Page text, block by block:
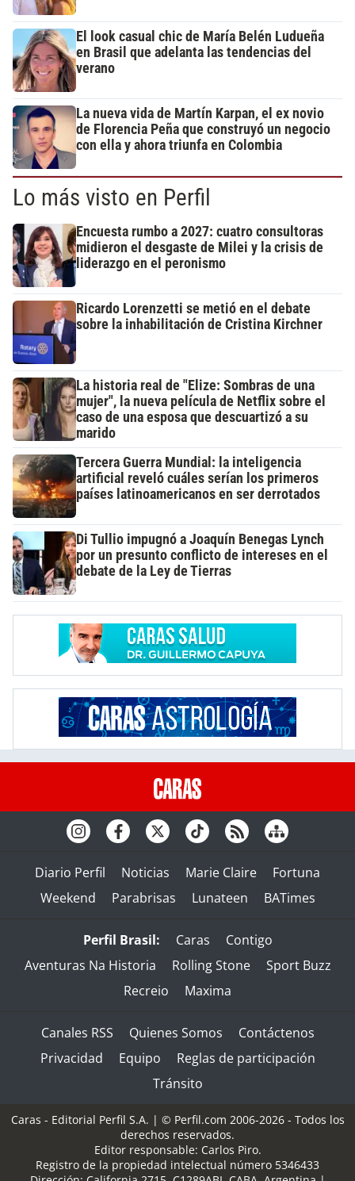
El look casual chic de María Belén Ludueña
en Brasil que adelanta las tendencias del
verano
La nueva vida de Martín Karpan, el ex novio
de Florencia Peña que construyó un negocio
con ella y ahora triunfa en Colombia
Lo más visto en Perfil
Encuesta rumbo a 2027: cuatro consultoras
midieron el desgaste de Milei y la crisis de
liderazgo en el peronismo
Ricardo Lorenzetti se metió en el debate
sobre la inhabilitación de Cristina Kirchner
La historia real de "Elize: Sombras de una
mujer", la nueva película de Netflix sobre el
caso de una esposa que descuartizó a su
marido
Tercera Guerra Mundial: la inteligencia
artificial reveló cuáles serían los primeros
países latinoamericanos en ser derrotados
Di Tullio impugnó a Joaquín Benegas Lynch
por un presunto conflicto de intereses en el
debate de la Ley de Tierras
Diario Perfil Noticias Marie Claire
Fortuna
Weekend
Parabrisas Lunateen BATimes
Perfil Brasil: Caras
Contigo
Aventuras Na Historia
Rolling Stone
Sport Buzz
Recreio
Maxima
Canales RSS Quienes Somos
Contáctenos
Privacidad
Equipo
Reglas de participación
Tránsito
Caras - Editorial Perfil S.A. | © Perfil.com 2006-2026 - Todos los
derechos reservados.
Editor responsable: Carlos Piro.
Registro de la propiedad intelectual número 5346433